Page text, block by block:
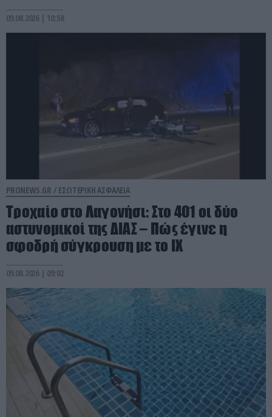
09.08.2026 | 10:58
PRONEWS.GR / ΕΣΩΤΕΡΙΚΗ ΑΣΦΑΛΕΙΑ
Τροχαίο στο Λαγονήσι: Στο 401 οι δύο
αστυνομικοί της ΔΙΑΣ – Πώς έγινε η
σφοδρή σύγκρουση με το ΙΧ
09.08.2026 | 09:02